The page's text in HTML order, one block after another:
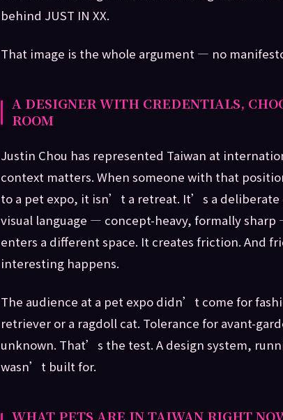
behind JUST IN XX.
That image is the whole argument — no
A DESIGNER WITH CREDENTIALS,
ROOM
Justin Chou has represented Taiwan at
context matters. When someone with that
to a pet expo, it isn’t a retreat. It’s a deliberate
visual language — concept-heavy, formally
enters a different space. It creates friction. And
interesting happens.
The audience at a pet expo didn’t come for
retriever or a ragdoll cat. Tolerance for avant-
unknown. That’s the test. A design system,
wasn’t built for.
WHAT PETS ARE IN TAIWAN RIGHT